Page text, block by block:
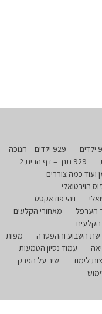
929 ילדים – חנוכה
929 תנך – דף הבית 2
ועוד כמה צוררים
הוירטואלי
ויהי פודאקסט
הערפל
מאחורי הקלעים
הקלעים
השבוע וההפטרה
מפות
עמוד נסיון הטמעות
לימוד
שיר על הפרק